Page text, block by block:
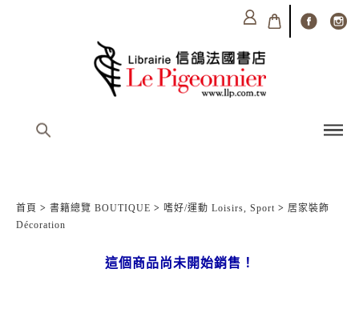
首頁 > 書籍總覽 BOUTIQUE > 嗜好/運動 Loisirs, Sport > 居家裝飾
Décoration
這個商品尚未開始銷售！